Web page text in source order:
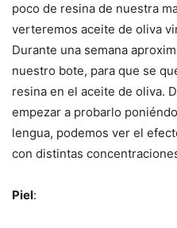
poco de resina de nuestra
verteremos aceite de oliva
Durante una semana
nuestro bote, para que se
resina en el aceite de oliva.
empezar a probarlo
lengua, podemos ver el
con distintas
Piel: